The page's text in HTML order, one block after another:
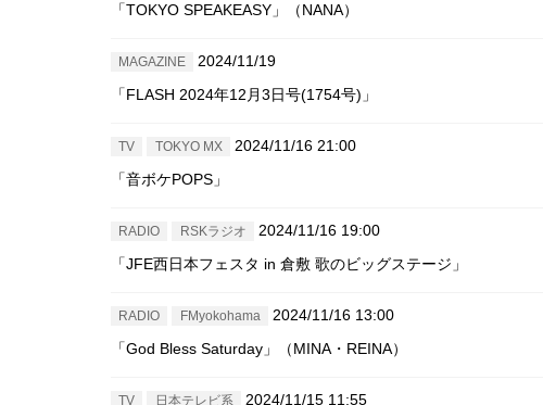
「TOKYO SPEAKEASY」（NANA）
MAGAZINE
2024/11/19
「FLASH 2024年12月3日号(1754号)」
TV TOKYO MX
2024/11/16 21:00
「音ボケPOPS」
RADIO RSKラジオ
2024/11/16 19:00
「JFE西日本フェスタ in 倉敷 歌のビッグステージ」
RADIO FMyokohama
2024/11/16 13:00
「God Bless Saturday」（MINA・REINA）
TV 日本テレビ系
2024/11/15 11:55